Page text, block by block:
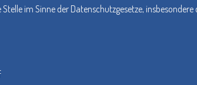
im Sinne der Datenschutzgesetze,